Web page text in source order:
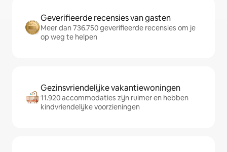
Geverifieerde recensies van gasten
Meer dan 736.750 geverifieerde recensies om je
op weg te helpen
Gezinsvriendelijke vakantiewoningen
11.920 accommodaties zijn ruimer en hebben
kindvriendelijke voorzieningen